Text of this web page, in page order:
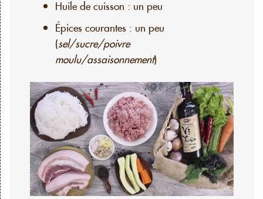
Huile de cuisson : un peu
Épices courantes : un peu
(sel/sucre/poivre
moulu/assaisonnement)